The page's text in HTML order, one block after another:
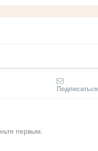
Подписаться
первым.